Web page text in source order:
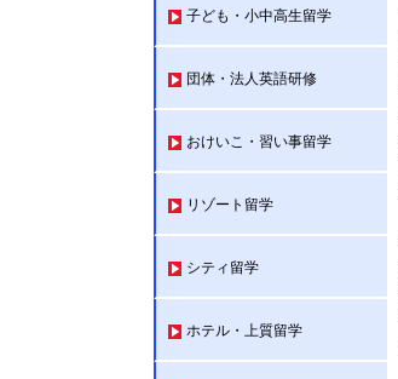
子ども・小中高生留学
団体・法人英語研修
おけいこ・習い事留学
リゾート留学
シティ留学
ホテル・上質留学